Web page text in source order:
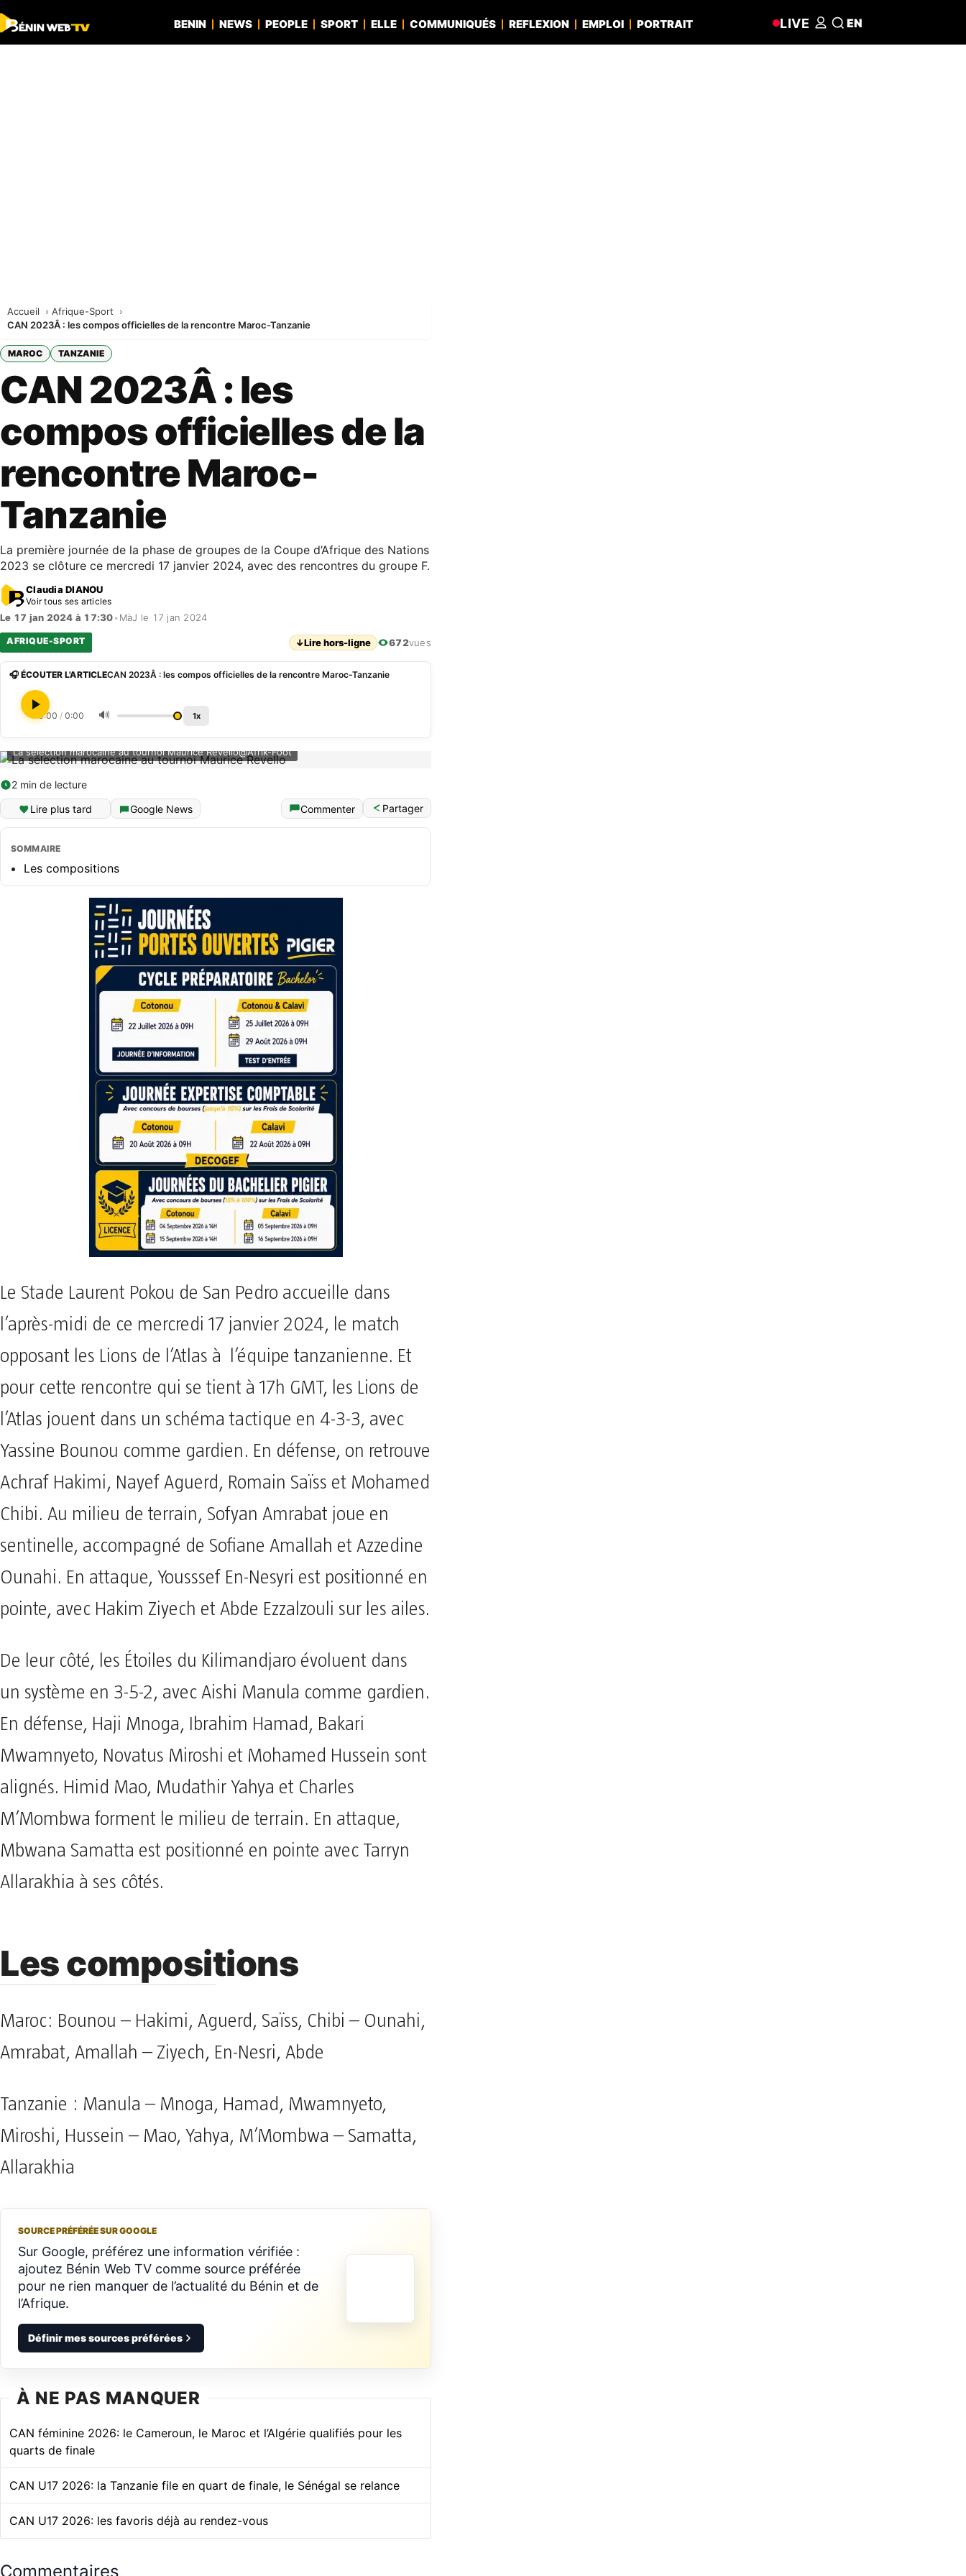
BENIN NEWS PEOPLE SPORT ELLE COMMUNIQUÉS REFLEXION EMPLOI PORTRAIT LIVE EN
Accueil
Afrique-Sport
CAN 2023Â : les compos officielles de la rencontre Maroc-Tanzanie
MAROC TANZANIE
CAN 2023Â : les
compos officielles de la
rencontre Maroc-
Tanzanie
La première journée de la phase de groupes de la Coupe d’Afrique des Nations
2023 se clôture ce mercredi 17 janvier 2024, avec des rencontres du groupe F.
Claudia DIANOU
Voir tous ses articles
Le 17 jan 2024 à 17:30• MàJ le 17 jan 2024
AFRIQUE-SPORT ↓Lire hors-ligne 672vues
🎧 ÉCOUTER L'ARTICLECAN 2023Â : les compos officielles de la rencontre Maroc-Tanzanie
0:00 / 0:00 🔊 1x
La sélection marocaine au tournoi Maurice Revello@Afrik-Foot
2 min de lecture
Lire plus tard
Google News Commenter Partager
SOMMAIRE
Les compositions
Le Stade Laurent Pokou de San Pedro accueille dans
l’après-midi de ce mercredi 17 janvier 2024, le match
opposant les Lions de l’Atlas à l’équipe tanzanienne. Et
pour cette rencontre qui se tient à 17h GMT, les Lions de
l’Atlas jouent dans un schéma tactique en 4-3-3, avec
Yassine Bounou comme gardien. En défense, on retrouve
Achraf Hakimi, Nayef Aguerd, Romain Saïss et Mohamed
Chibi. Au milieu de terrain, Sofyan Amrabat joue en
sentinelle, accompagné de Sofiane Amallah et Azzedine
Ounahi. En attaque, Yousssef En-Nesyri est positionné en
pointe, avec Hakim Ziyech et Abde Ezzalzouli sur les ailes.
De leur côté, les Étoiles du Kilimandjaro évoluent dans
un système en 3-5-2, avec Aishi Manula comme gardien.
En défense, Haji Mnoga, Ibrahim Hamad, Bakari
Mwamnyeto, Novatus Miroshi et Mohamed Hussein sont
alignés. Himid Mao, Mudathir Yahya et Charles
M’Mombwa forment le milieu de terrain. En attaque,
Mbwana Samatta est positionné en pointe avec Tarryn
Allarakhia à ses côtés.
Les compositions
Maroc: Bounou – Hakimi, Aguerd, Saïss, Chibi – Ounahi,
Amrabat, Amallah – Ziyech, En-Nesri, Abde
Tanzanie : Manula – Mnoga, Hamad, Mwamnyeto,
Miroshi, Hussein – Mao, Yahya, M’Mombwa – Samatta,
Allarakhia
SOURCE PRÉFÉRÉE SUR GOOGLE
Sur Google, préférez une information vérifiée :
ajoutez Bénin Web TV comme source préférée
pour ne rien manquer de l’actualité du Bénin et de
l’Afrique.
Définir mes sources préférées
À NE PAS MANQUER
CAN féminine 2026: le Cameroun, le Maroc et l’Algérie qualifiés pour les
quarts de finale
CAN U17 2026: la Tanzanie file en quart de finale, le Sénégal se relance
CAN U17 2026: les favoris déjà au rendez-vous
Commentaires